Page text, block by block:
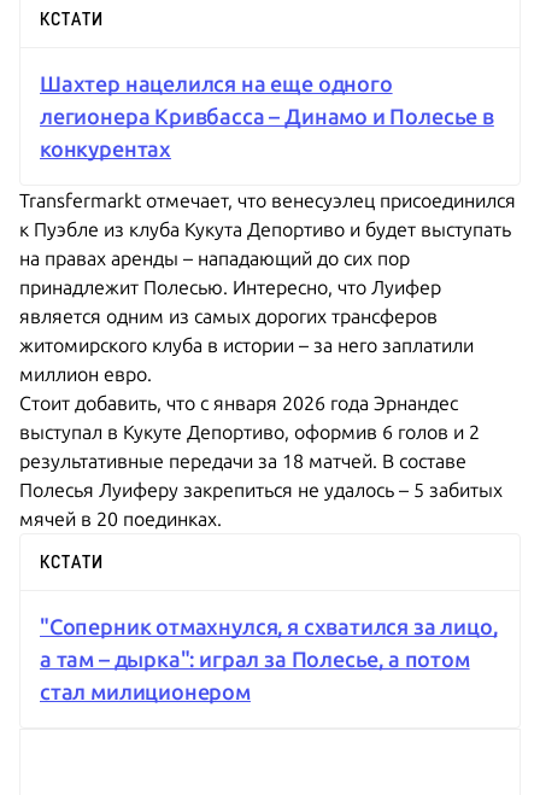
КСТАТИ
Шахтер нацелился на еще одного
легионера Кривбасса – Динамо и Полесье в
конкурентах
Transfermarkt отмечает, что венесуэлец присоединился
к Пуэбле из клуба Кукута Депортиво и будет выступать
на правах аренды – нападающий до сих пор
принадлежит Полесью. Интересно, что Луифер
является одним из самых дорогих трансферов
житомирского клуба в истории – за него заплатили
миллион евро.
Стоит добавить, что с января 2026 года Эрнандес
выступал в Кукуте Депортиво, оформив 6 голов и 2
результативные передачи за 18 матчей. В составе
Полесья Луиферу закрепиться не удалось – 5 забитых
мячей в 20 поединках.
КСТАТИ
"Соперник отмахнулся, я схватился за лицо,
а там – дырка": играл за Полесье, а потом
стал милиционером